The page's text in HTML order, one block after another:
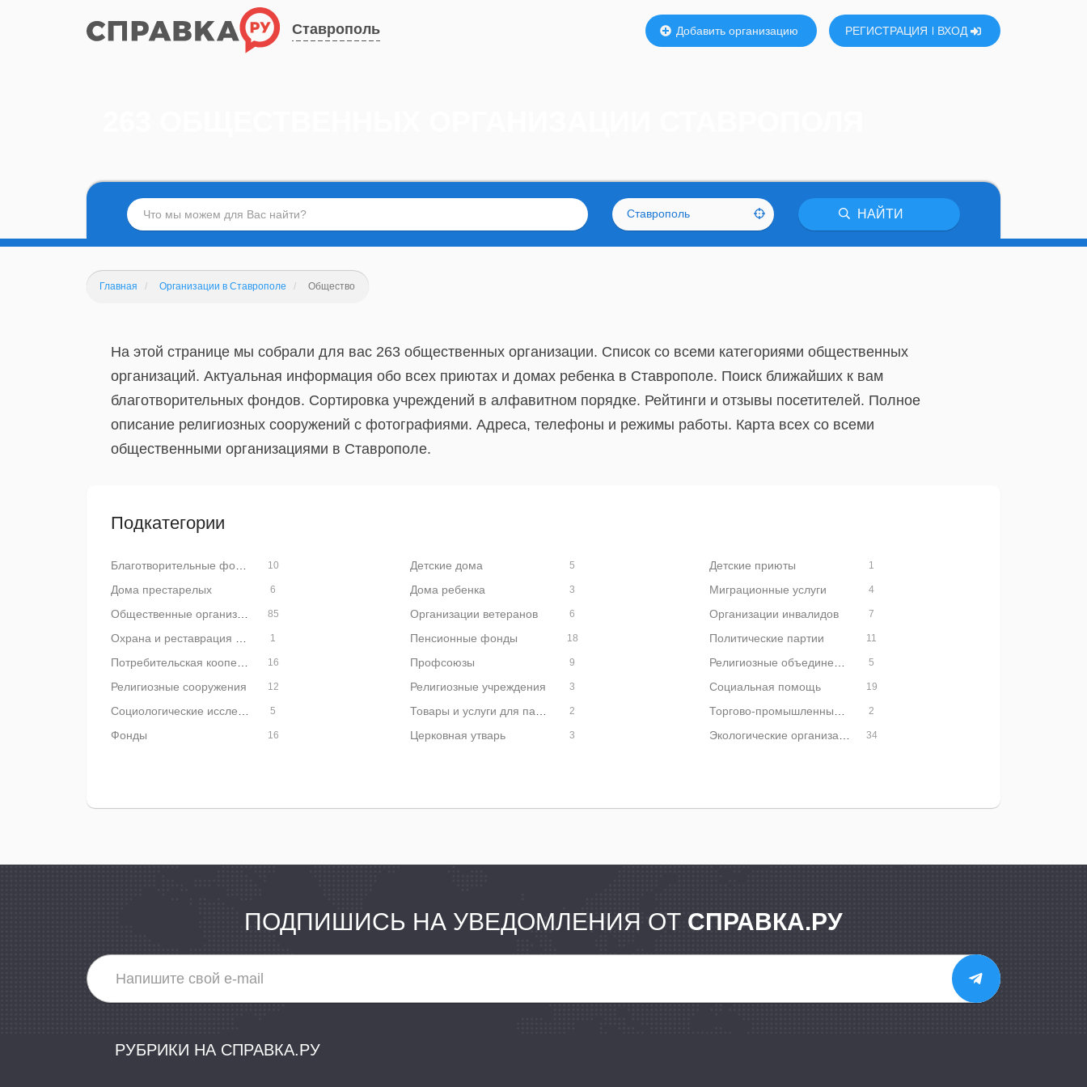
Ставрополь Добавить организацию РЕГИСТРАЦИЯ ВХОД
Ставрополь НАЙТИ
Главная Организации в Ставрополе Общество
На этой странице мы собрали для вас 263 общественных организации. Список со всеми категориями общественных
организаций. Актуальная информация обо всех приютах и домах ребенка в Ставрополе. Поиск ближайших к вам
благотворительных фондов. Сортировка учреждений в алфавитном порядке. Рейтинги и отзывы посетителей. Полное
описание религиозных сооружений с фотографиями. Адреса, телефоны и режимы работы. Карта всех со всеми
общественными организациями в Ставрополе.
Подкатегории
10 Детские дома 5 Детские приюты 1
Дома престарелых 6 Дома ребенка 3 Миграционные услуги 4
85 Организации ветеранов 6 Организации инвалидов 7
1 Пенсионные фонды 18 Политические партии 11
16 Профсоюзы 9 5
Религиозные сооружения 12 Религиозные учреждения 3 Социальная помощь 19
5 2 2
Фонды 16 Церковная утварь 3 34
ПОДПИШИСЬ НА УВЕДОМЛЕНИЯ ОТ СПРАВКА.РУ
РУБРИКИ НА СПРАВКА.РУ